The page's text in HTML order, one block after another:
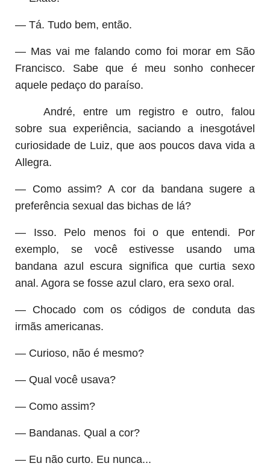
— Tá. Tudo bem, então.
— Mas vai me falando como foi morar em São
Francisco. Sabe que é meu sonho conhecer
aquele pedaço do paraíso.
André, entre um registro e outro, falou
sobre sua experiência, saciando a inesgotável
curiosidade de Luiz, que aos poucos dava vida a
Allegra.
— Como assim? A cor da bandana sugere a
preferência sexual das bichas de lá?
— Isso. Pelo menos foi o que entendi. Por
exemplo, se você estivesse usando uma
bandana azul escura significa que curtia sexo
anal. Agora se fosse azul claro, era sexo oral.
— Chocado com os códigos de conduta das
irmãs americanas.
— Curioso, não é mesmo?
— Qual você usava?
— Como assim?
— Bandanas. Qual a cor?
— Eu não curto. Eu nunca...